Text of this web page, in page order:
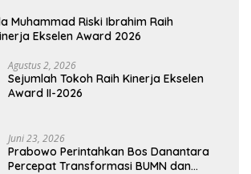
Muhammad Riski Ibrahim Raih
Ekselen Award 2026
Agustus 2, 2026
Sejumlah Tokoh Raih Kinerja Ekselen
Award II-2026
Juni 23, 2026
Prabowo Perintahkan Bos Danantara
Percepat Transformasi BUMN dan